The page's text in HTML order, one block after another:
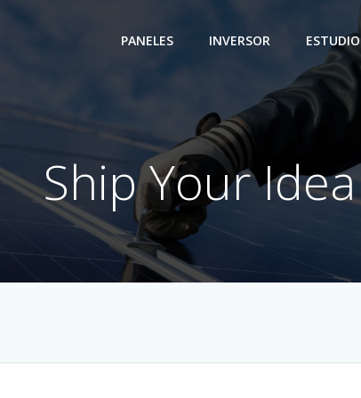
PANELES INVERSOR ESTUDIO
Ship Your Idea